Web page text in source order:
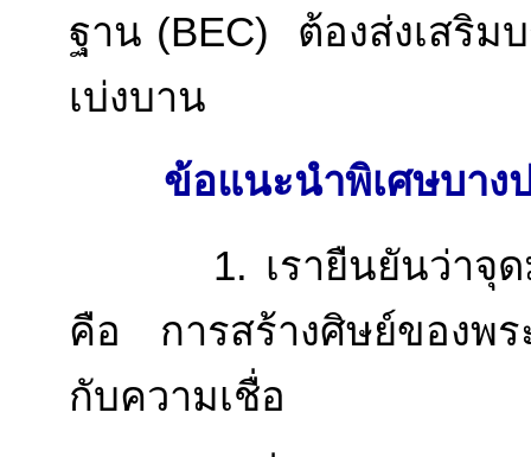
ฐาน (BEC) ต้องส่งเสริม
เบ่งบาน
ข้อแนะนำพิเศษบาง
1. เรายืนยันว่าจุดมุ่ง
คือ การสร้างศิษย์ของพร
กับความเชื่อ